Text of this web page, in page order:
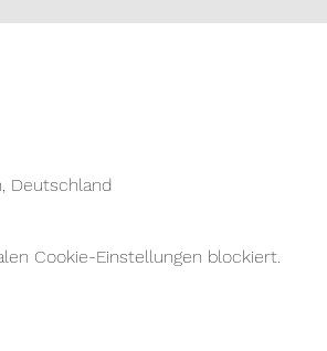
Deutschland
Cookie-Einstellungen blockiert.